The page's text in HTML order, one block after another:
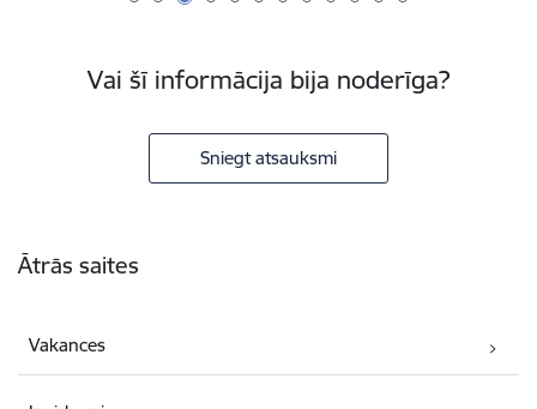
Vai šī informācija bija noderīga?
Sniegt atsauksmi
Ātrās saites
Vakances